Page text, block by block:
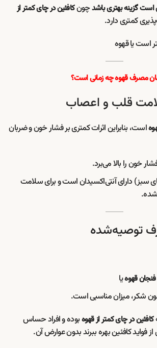
گزینه بهتری باشدچونکافئین در چای کمتر از
کمتری دارد.
مصرف قهوه چه زمانی است؟
قلب و اعصاب
است، بنابراین اثرات کمتری بر فشار خون و ضربان
خون را بالا می‌برد.
دارای آنتی‌اکسیدان است و برای سلامت
توصیه‌شده
یا
شکر، میزان مناسبی است.
کافئین در چای کمتر از قهوهبوده و افراد حساس
فواید کافئین بهره ببرند بدون عوارض آن.